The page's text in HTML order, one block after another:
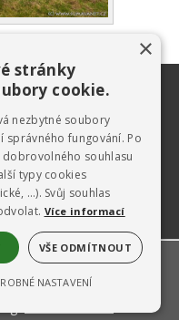
o regionu
×
stránky
cookie.
nezbytné soubory
správného fungování. Po
dobrovolného souhlasu
typy cookies
…). Svůj souhlas
Více informací
VŠE ODMÍTNOUT
NASTAVENÍ
SOUBORY